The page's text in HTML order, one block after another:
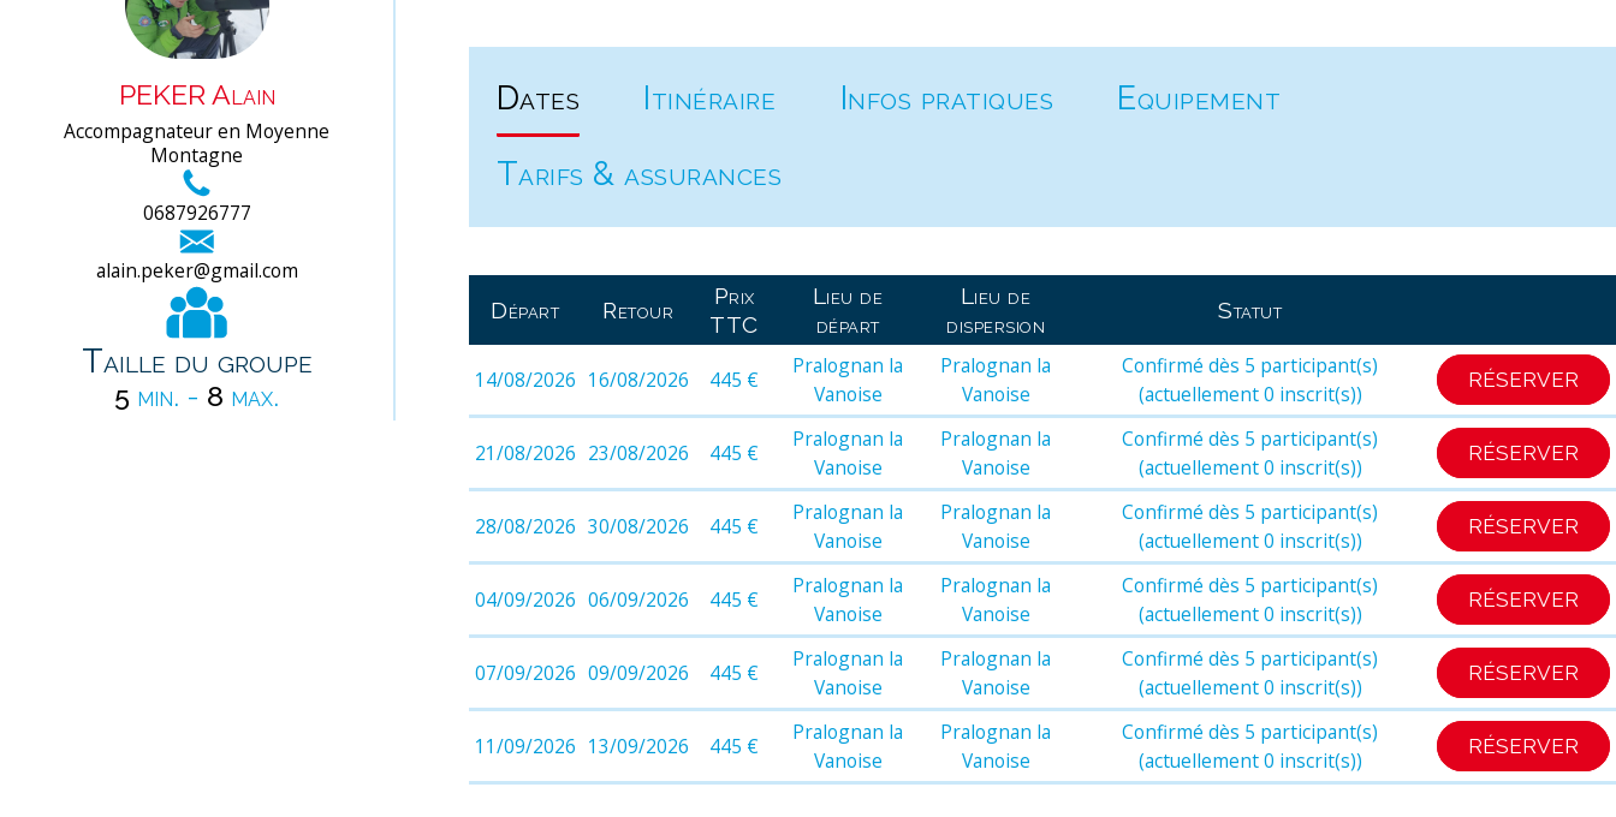
PEKER Alain
Accompagnateur en Moyenne
Montagne
0687926777
alain.peker@gmail.com
Taille du groupe
5 min. - 8 max.
Dates Itinéraire Infos pratiques
Equipement
Tarifs & assurances
Départ Retour
Prix
TTC
Lieu de
départ
Lieu de
dispersion
Statut
14/08/2026 16/08/2026 445 €
Pralognan la
Vanoise
Pralognan la
Vanoise
Confirmé dès 5 participant(s)
(actuellement 0 inscrit(s))
RÉSERVER
21/08/2026 23/08/2026 445 €
Pralognan la
Vanoise
Pralognan la
Vanoise
Confirmé dès 5 participant(s)
(actuellement 0 inscrit(s))
RÉSERVER
28/08/2026 30/08/2026 445 €
Pralognan la
Vanoise
Pralognan la
Vanoise
Confirmé dès 5 participant(s)
(actuellement 0 inscrit(s))
RÉSERVER
04/09/2026 06/09/2026 445 €
Pralognan la
Vanoise
Pralognan la
Vanoise
Confirmé dès 5 participant(s)
(actuellement 0 inscrit(s))
RÉSERVER
07/09/2026 09/09/2026 445 €
Pralognan la
Vanoise
Pralognan la
Vanoise
Confirmé dès 5 participant(s)
(actuellement 0 inscrit(s))
RÉSERVER
11/09/2026 13/09/2026 445 €
Pralognan la
Vanoise
Pralognan la
Vanoise
Confirmé dès 5 participant(s)
(actuellement 0 inscrit(s))
RÉSERVER